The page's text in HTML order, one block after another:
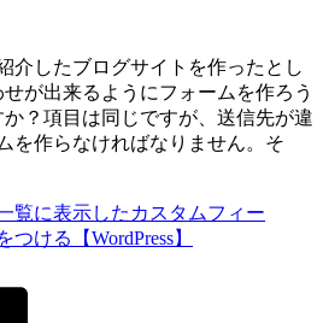
介したブログサイトを作ったとし
が出来るようにフォームを作ろう
？項目は同じですが、送信先が違
を作らなければなりません。そ